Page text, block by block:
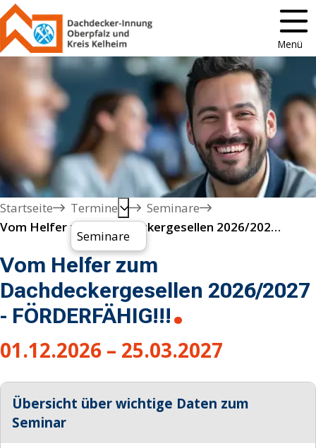
Menü
Startseite
Termine
Seminare
Seminare
Vom Helfer zum Dachdeckergesellen 2026/2027 - FÖRDERFÄHIG!!!
Vom Helfer zum
Dachdeckergesellen 2026/2027
- FÖRDERFÄHIG!!!
01.12.2026 – 25.03.2027
Übersicht über wichtige Daten zum
Seminar